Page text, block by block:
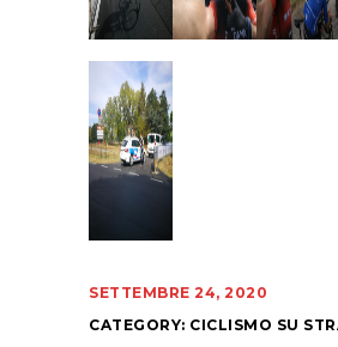
SETTEMBRE 24, 2020
CATEGORY: CICLISMO SU